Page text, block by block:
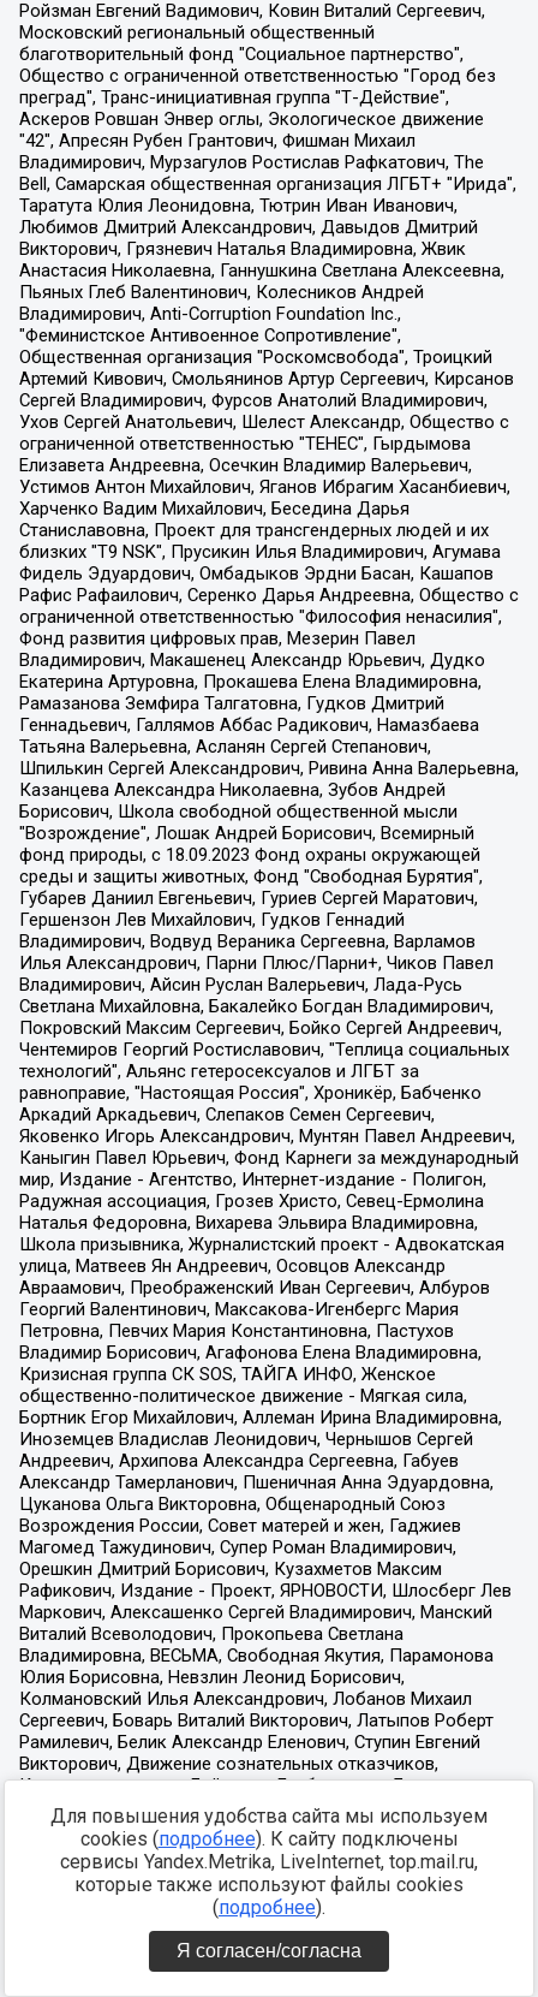
Для повышения удобства сайта мы используем
cookies (подробнее). К сайту подключены
сервисы Yandex.Metrika, LiveInternet, top.mail.ru,
которые также используют файлы cookies
(подробнее).
Я согласен/согласна